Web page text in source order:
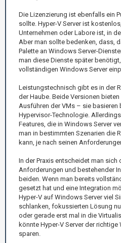
Die Lizenzierung ist ebenfalls ein
sollte. Hyper-V Server ist
Unternehmen oder Labore ist, in
Aber man sollte bedenken, dass,
Palette an Windows Server-
man diese Dienste später
vollständigen Windows Server
Leistungstechnisch gibt es in der
der Haube. Beide Versionen
Ausführen der VMs – sie basieren
Hypervisor-Technologie.
Features, die in Windows Server
man in bestimmten Szenarien die
kann, je nach seinen
In der Praxis entscheidet man
Anforderungen und bestehender
beiden. Wenn man bereits
gesetzt hat und eine Integration
Hyper-V auf Windows Server viel
schlanken, fokussierten Lösung
oder gerade erst mal in die
könnte Hyper-V Server der
sparen.